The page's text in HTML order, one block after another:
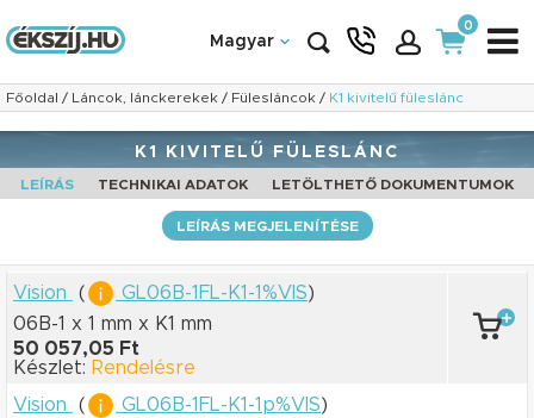
Magyar
0
Főoldal / Láncok, lánckerekek / Fülesláncok / K1 kivitelű füleslánc
K1 KIVITELŰ FÜLESLÁNC
LEÍRÁS TECHNIKAI ADATOK LETÖLTHETŐ DOKUMENTUMOK
LEÍRÁS MEGJELENÍTÉSE
Vision ( GL06B-1FL-K1-1%VIS)
06B-1 x 1 mm x K1 mm
50 057,05 Ft
Készlet: Rendelésre
Vision
( GL06B-1FL-K1-1p%VIS)